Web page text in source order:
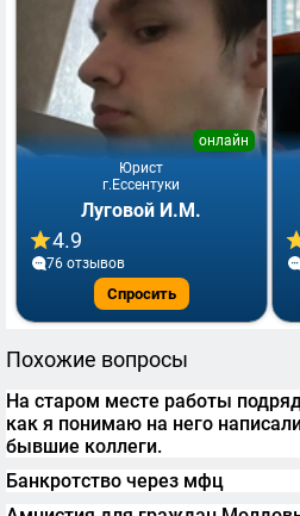
Юрист
онлайн
г.Ессентуки
Луговой И.М.
4.9
76 отзывов
Спросить
Похожие вопросы
На старом месте работы
как я понимаю на него
бывшие коллеги.
Банкротство через мфц